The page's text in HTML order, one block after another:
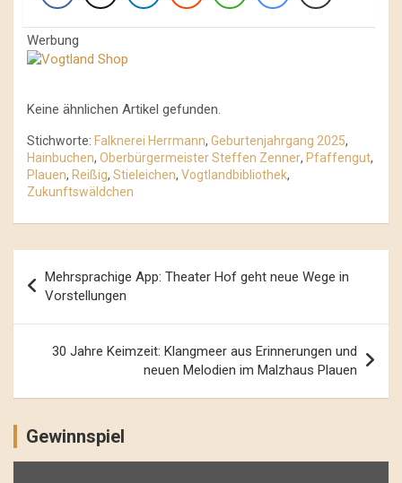
Werbung
Keine ähnlichen Artikel gefunden.
Stichworte: Falknerei Herrmann, Geburtenjahrgang 2025,
Hainbuchen, Oberbürgermeister Steffen Zenner, Pfaffengut,
Plauen, Reißig, Stieleichen, Vogtlandbibliothek,
Zukunftswäldchen
Navigation
Mehrsprachige App: Theater Hof geht neue Wege in
Vorstellungen
30 Jahre Keimzeit: Klangmeer aus Erinnerungen und
neuen Melodien im Malzhaus Plauen
Gewinnspiel